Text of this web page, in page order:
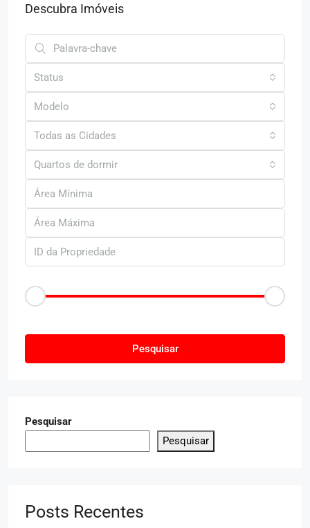
Descubra Imóveis
Status
Modelo
Todas as Cidades
Quartos de dormir
Pesquisar
Pesquisar
Pesquisar
Posts Recentes